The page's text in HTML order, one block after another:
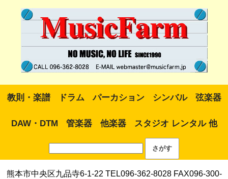
教則・楽譜 ドラム パーカション シンバル 弦楽器
DAW・DTM 管楽器 他楽器 スタジオ レンタル 他
熊本市中央区九品寺6-1-22 TEL096-362-8028 FAX096-300-